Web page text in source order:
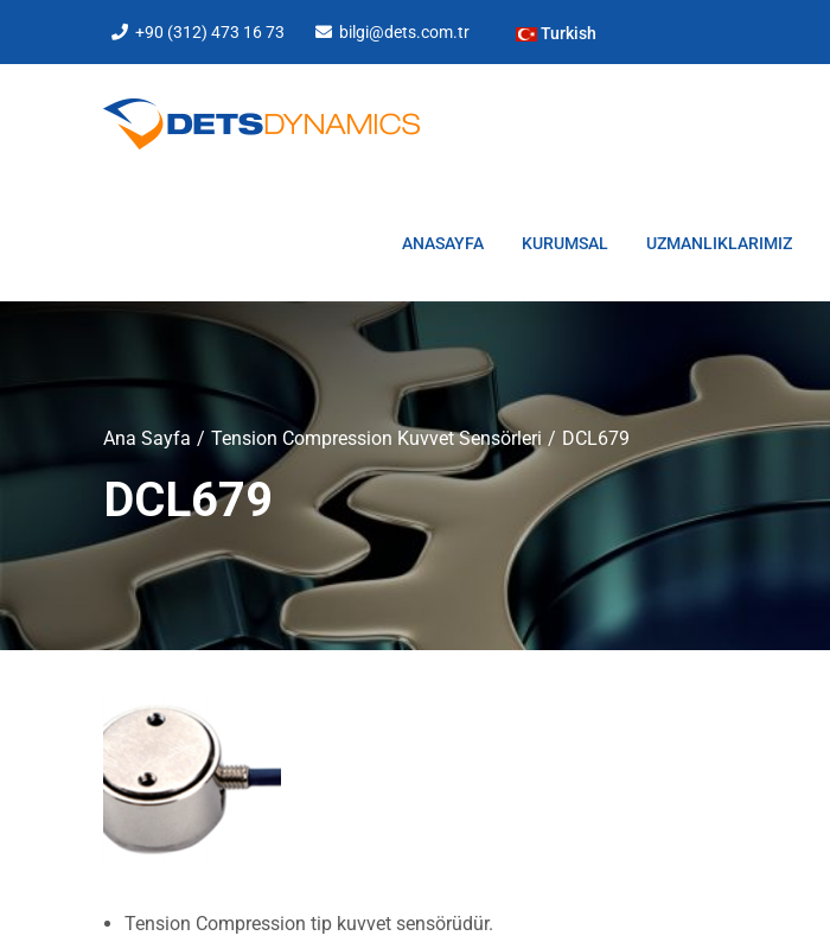
+90 (312) 473 16 73 bilgi@dets.com.tr Turkish
ANASAYFA KURUMSAL UZMANLIKLARIMIZ
Ana Sayfa Tension Compression Kuvvet Sensörleri DCL679
DCL679
Tension Compression tip kuvvet sensörüdür.